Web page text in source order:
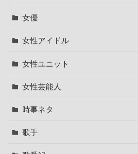
女優
女性アイドル
女性ユニット
女性芸能人
時事ネタ
歌手